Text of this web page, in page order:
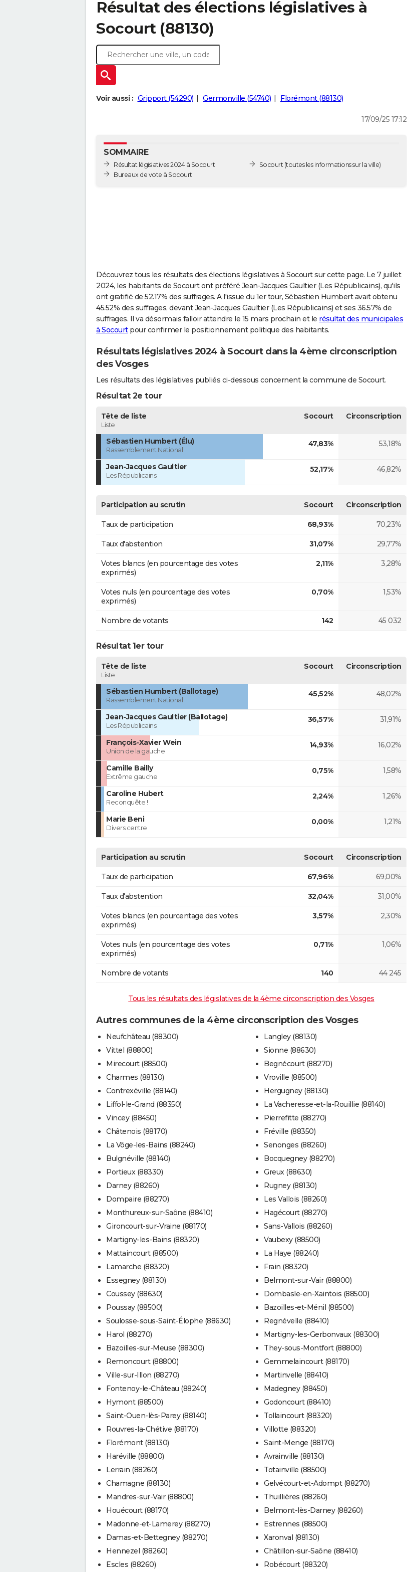
Résultat des élections législatives à
Socourt (88130)
Voir aussi : Gripport (54290) Germonville (54740) Florémont (88130)
17/09/25 17:12
SOMMAIRE
Résultat législatives 2024 à Socourt
Bureaux de vote à Socourt
Socourt (toutes les informations sur la ville)
Découvrez tous les résultats des élections législatives à Socourt sur cette page. Le 7 juillet
2024, les habitants de Socourt ont préféré Jean-Jacques Gaultier (Les Républicains), qu'ils
ont gratifié de 52.17% des suffrages. A l'issue du 1er tour, Sébastien Humbert avait obtenu
45.52% des suffrages, devant Jean-Jacques Gaultier (Les Républicains) et ses 36.57% de
suffrages. Il va désormais falloir attendre le 15 mars prochain et le résultat des municipales
à Socourtpour confirmer le positionnement politique des habitants.
Résultats législatives 2024 à Socourt dans la 4ème circonscription
des Vosges
Les résultats des législatives publiés ci-dessous concernent la commune de Socourt.
Résultat 2e tour
Tête de liste
Liste
Socourt Circonscription
Sébastien Humbert (Élu)
Rassemblement National
47,83% 53,18%
Jean-Jacques Gaultier
Les Républicains
52,17% 46,82%
Participation au scrutin Socourt Circonscription
Taux de participation 68,93% 70,23%
Taux d'abstention 31,07% 29,77%
Votes blancs (en pourcentage des votes
exprimés)
2,11% 3,28%
Votes nuls (en pourcentage des votes
exprimés)
0,70% 1,53%
Nombre de votants 142 45 032
Résultat 1er tour
Tête de liste
Liste
Socourt Circonscription
Sébastien Humbert (Ballotage)
Rassemblement National
45,52% 48,02%
Jean-Jacques Gaultier (Ballotage)
Les Républicains
36,57% 31,91%
François-Xavier Wein
Union de la gauche
14,93% 16,02%
Camille Bailly
Extrême gauche
0,75% 1,58%
Caroline Hubert
Reconquête !
2,24% 1,26%
Marie Beni
Divers centre
0,00% 1,21%
Participation au scrutin Socourt Circonscription
Taux de participation 67,96% 69,00%
Taux d'abstention 32,04% 31,00%
Votes blancs (en pourcentage des votes
exprimés)
3,57% 2,30%
Votes nuls (en pourcentage des votes
exprimés)
0,71% 1,06%
Nombre de votants 140 44 245
Tous les résultats des législatives de la 4ème circonscription des Vosges
Autres communes de la 4ème circonscription des Vosges
Neufchâteau (88300)
Vittel (88800)
Mirecourt (88500)
Charmes (88130)
Contrexéville (88140)
Liffol-le-Grand (88350)
Vincey (88450)
Châtenois (88170)
La Vôge-les-Bains (88240)
Bulgnéville (88140)
Portieux (88330)
Darney (88260)
Dompaire (88270)
Monthureux-sur-Saône (88410)
Gironcourt-sur-Vraine (88170)
Martigny-les-Bains (88320)
Mattaincourt (88500)
Lamarche (88320)
Essegney (88130)
Coussey (88630)
Poussay (88500)
Soulosse-sous-Saint-Élophe (88630)
Harol (88270)
Bazoilles-sur-Meuse (88300)
Remoncourt (88800)
Ville-sur-Illon (88270)
Fontenoy-le-Château (88240)
Hymont (88500)
Saint-Ouen-lès-Parey (88140)
Rouvres-la-Chétive (88170)
Florémont (88130)
Haréville (88800)
Lerrain (88260)
Chamagne (88130)
Mandres-sur-Vair (88800)
Houécourt (88170)
Madonne-et-Lamerey (88270)
Damas-et-Bettegney (88270)
Hennezel (88260)
Escles (88260)
Langley (88130)
Sionne (88630)
Begnécourt (88270)
Vroville (88500)
Hergugney (88130)
La Vacheresse-et-la-Rouillie (88140)
Pierrefitte (88270)
Fréville (88350)
Senonges (88260)
Bocquegney (88270)
Greux (88630)
Rugney (88130)
Les Vallois (88260)
Hagécourt (88270)
Sans-Vallois (88260)
Vaubexy (88500)
La Haye (88240)
Frain (88320)
Belmont-sur-Vair (88800)
Dombasle-en-Xaintois (88500)
Bazoilles-et-Ménil (88500)
Regnévelle (88410)
Martigny-les-Gerbonvaux (88300)
They-sous-Montfort (88800)
Gemmelaincourt (88170)
Martinvelle (88410)
Madegney (88450)
Godoncourt (88410)
Tollaincourt (88320)
Villotte (88320)
Saint-Menge (88170)
Avrainville (88130)
Totainville (88500)
Gelvécourt-et-Adompt (88270)
Thuillières (88260)
Belmont-lès-Darney (88260)
Estrennes (88500)
Xaronval (88130)
Châtillon-sur-Saône (88410)
Robécourt (88320)